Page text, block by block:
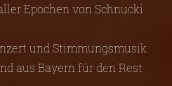
Epochen von Schnucki
und Stimmungsmusik
aus Bayern für den Rest